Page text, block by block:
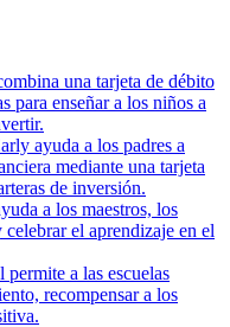
una tarjeta de débito
para enseñar a los niños a
ayuda a los padres a
mediante una tarjeta
de inversión.
a los maestros, los
el aprendizaje en el
a las escuelas
recompensar a los